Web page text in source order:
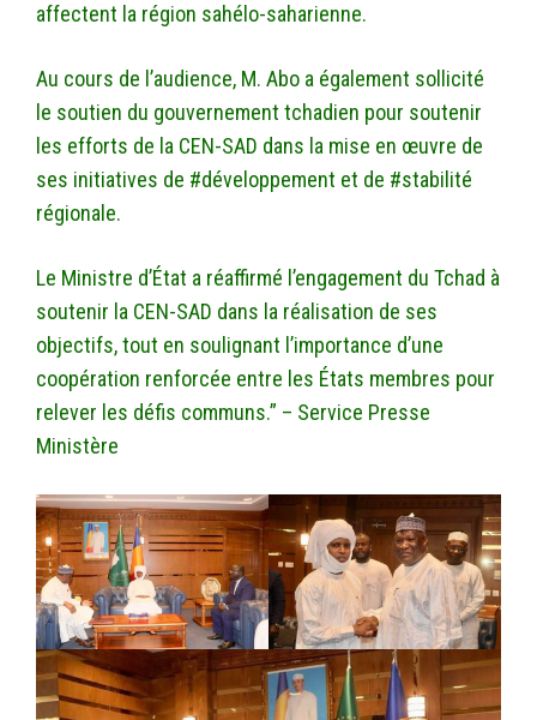
affectent la région sahélo-saharienne.
Au cours de l’audience, M. Abo a également sollicité
le soutien du gouvernement tchadien pour soutenir
les efforts de la CEN-SAD dans la mise en œuvre de
ses initiatives de #développement et de #stabilité
régionale.
Le Ministre d’État a réaffirmé l’engagement du Tchad à
soutenir la CEN-SAD dans la réalisation de ses
objectifs, tout en soulignant l’importance d’une
coopération renforcée entre les États membres pour
relever les défis communs.” – Service Presse
Ministère